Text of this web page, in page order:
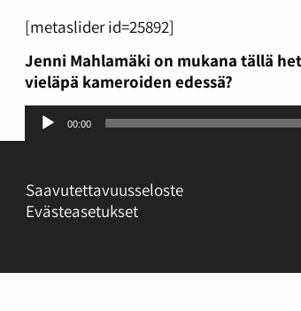
[metaslider id=25892]
Jenni Mahlamäki on mukana tällä
vieläpä kameroiden edessä?
Äänitoistin
00:00
Saavutettavuusseloste
Evästeasetukset